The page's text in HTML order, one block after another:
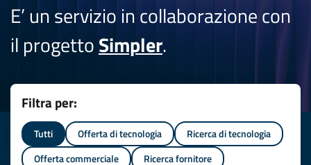
E’ un servizio in collaborazione con
il progettoSimpler.
Filtra per:
Tutti Offerta di tecnologia
Ricerca di tecnologia
Offerta commerciale
Ricerca fornitore